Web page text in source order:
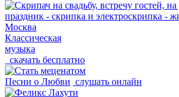
Классическая
музыка
скачать бесплатно
Песни о Любви слушать онлайн